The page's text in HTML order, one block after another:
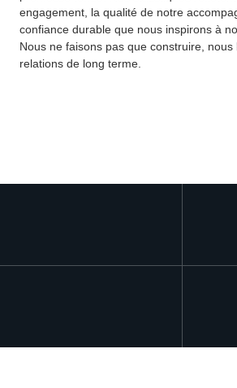
engagement, la qualité de notre
confiance durable que nous inspirons à
Nous ne faisons pas que construire, nous
relations de long terme.